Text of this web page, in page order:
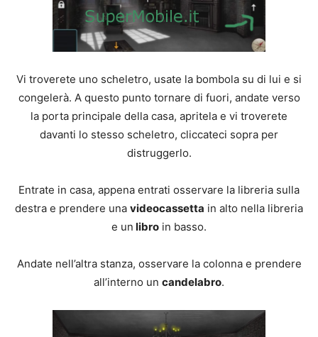
Vi troverete uno scheletro, usate la bombola su di lui e si
congelerà. A questo punto tornare di fuori, andate verso
la porta principale della casa, apritela e vi troverete
davanti lo stesso scheletro, cliccateci sopra per
distruggerlo.
Entrate in casa, appena entrati osservare la libreria sulla
destra e prendere una videocassetta in alto nella libreria
e un libro in basso.
Andate nell’altra stanza, osservare la colonna e prendere
all’interno un candelabro.